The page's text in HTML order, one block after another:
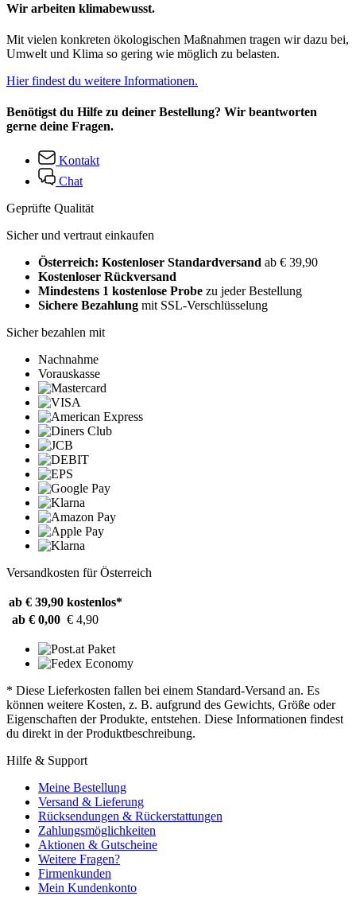
Wir arbeiten klimabewusst.
Mit vielen konkreten ökologischen Maßnahmen tragen wir dazu bei,
Umwelt und Klima so gering wie möglich zu belasten.
Hier findest du weitere Informationen.
Benötigst du Hilfe zu deiner Bestellung? Wir beantworten
gerne deine Fragen.
Kontakt
Chat
Geprüfte Qualität
Sicher und vertraut einkaufen
Österreich: Kostenloser Standardversand ab € 39,90
Kostenloser Rückversand
Mindestens 1 kostenlose Probe zu jeder Bestellung
Sichere Bezahlung mit SSL-Verschlüsselung
Sicher bezahlen mit
Nachnahme
Vorauskasse
Versandkosten für Österreich
ab € 39,90 kostenlos*
ab € 0,00 € 4,90
* Diese Lieferkosten fallen bei einem Standard-Versand an. Es
können weitere Kosten, z. B. aufgrund des Gewichts, Größe oder
Eigenschaften der Produkte, entstehen. Diese Informationen findest
du direkt in der Produktbeschreibung.
Hilfe & Support
Meine Bestellung
Versand & Lieferung
Rücksendungen & Rückerstattungen
Zahlungsmöglichkeiten
Aktionen & Gutscheine
Weitere Fragen?
Firmenkunden
Mein Kundenkonto